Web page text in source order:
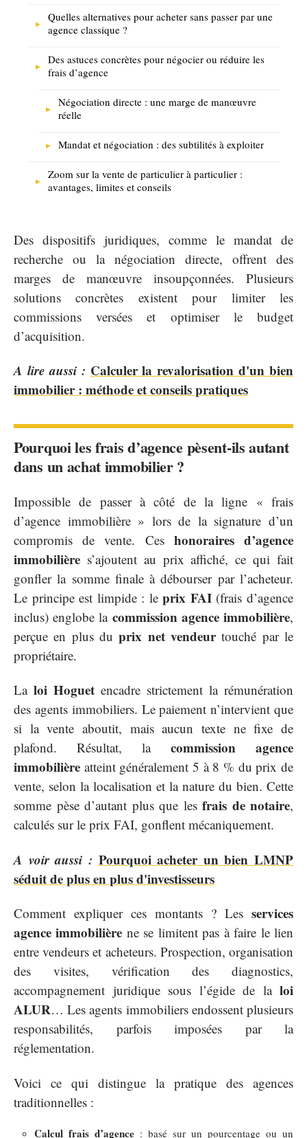
Quelles alternatives pour acheter sans passer par une
agence classique ?
Des astuces concrètes pour négocier ou réduire les
frais d’agence
Négociation directe : une marge de manœuvre
réelle
Mandat et négociation : des subtilités à exploiter
Zoom sur la vente de particulier à particulier :
avantages, limites et conseils
Des dispositifs juridiques, comme le mandat de
recherche ou la négociation directe, offrent des
marges de manœuvre insoupçonnées. Plusieurs
solutions concrètes existent pour limiter les
commissions versées et optimiser le budget
d’acquisition.
A lire aussi : Calculer la revalorisation d'un bien
immobilier : méthode et conseils pratiques
Pourquoi les frais d’agence pèsent-ils autant
dans un achat immobilier ?
Impossible de passer à côté de la ligne « frais
d’agence immobilière » lors de la signature d’un
compromis de vente. Ces honoraires d’agence
immobilière s’ajoutent au prix affiché, ce qui fait
gonfler la somme finale à débourser par l’acheteur.
Le principe est limpide : leprix FAI(frais d’agence
inclus) englobe la commission agence immobilière,
perçue en plus duprix net vendeurtouché par le
propriétaire.
La loi Hoguet encadre strictement la rémunération
des agents immobiliers. Le paiement n’intervient que
si la vente aboutit, mais aucun texte ne fixe de
plafond. Résultat, la commission agence
immobilière atteint généralement 5 à 8 % du prix de
vente, selon la localisation et la nature du bien. Cette
somme pèse d’autant plus que les frais de notaire,
calculés sur le prix FAI, gonflent mécaniquement.
A voir aussi : Pourquoi acheter un bien LMNP
séduit de plus en plus d'investisseurs
Comment expliquer ces montants ? Les services
agence immobilière ne se limitent pas à faire le lien
entre vendeurs et acheteurs. Prospection, organisation
des visites, vérification des diagnostics,
accompagnement juridique sous l’égide de la loi
ALUR… Les agents immobiliers endossent plusieurs
responsabilités, parfois imposées par la
réglementation.
Voici ce qui distingue la pratique des agences
traditionnelles :
Calcul frais d’agence : basé sur un pourcentage ou un